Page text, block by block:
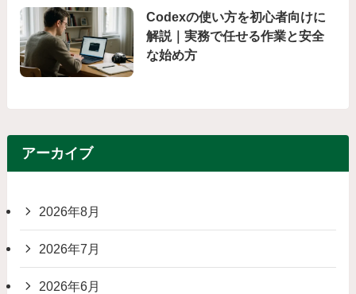
Codexの使い方を初心者向けに
解説｜実務で任せる作業と安全
な始め方
アーカイブ
2026年8月
2026年7月
2026年6月